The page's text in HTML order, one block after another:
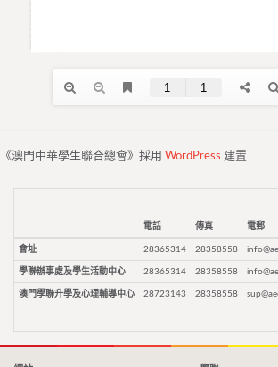
《澳門中華學生聯合總會》採用 WordPress 建置
電話 傳真 電郵
會址 28365314 28358558
學聯辦事處及學生活動中心 28365314 28358558
澳門學聯升學及心理輔導中心 28723143 28358558